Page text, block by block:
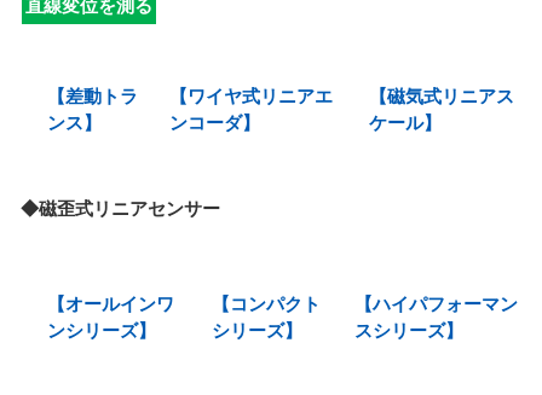
直線変位を測る
【差動トラ
ンス】
【ワイヤ式リニアエ
ンコーダ】
【磁気式リニアス
ケール】
◆磁歪式リニアセンサー
【オールインワ
ンシリーズ】
【コンパクト
シリーズ】
【ハイパフォーマン
スシリーズ】